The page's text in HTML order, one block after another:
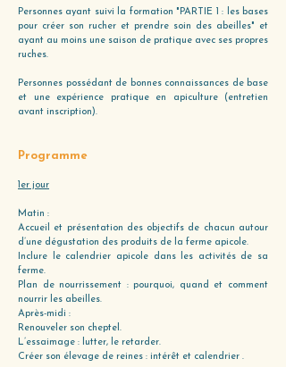
Personnes ayant suivi la formation "PARTIE 1 : les bases
pour créer son rucher et prendre soin des abeilles" et
ayant au moins une saison de pratique avec ses propres
ruches.
Personnes possédant de bonnes connaissances de base
et une expérience pratique en apiculture (entretien
avant inscription).
Programme
1er jour
Matin :
Accueil et présentation des objectifs de chacun autour
d’une dégustation des produits de la ferme apicole.
Inclure le calendrier apicole dans les activités de sa
ferme.
Plan de nourrissement : pourquoi, quand et comment
nourrir les abeilles.
Après-midi :
Renouveler son cheptel.
L’essaimage : lutter, le retarder.
Créer son élevage de reines : intérêt et calendrier .